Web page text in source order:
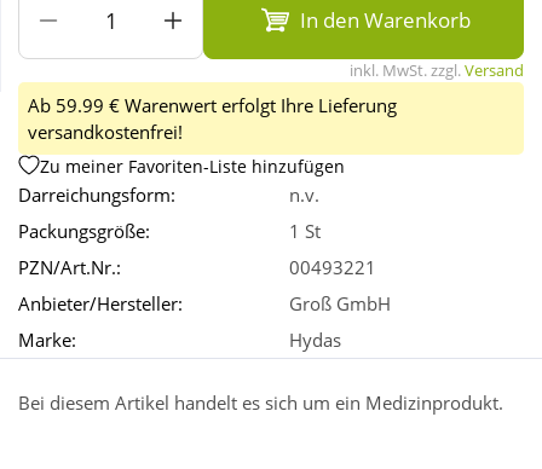
In den Warenkorb
inkl. MwSt. zzgl.Versand
Ab 59.99 € Warenwert erfolgt Ihre Lieferung
versandkostenfrei!
Zu meiner Favoriten-Liste hinzufügen
Darreichungsform:
n.v.
Packungsgröße:
1 St
PZN/Art.Nr.:
00493221
Anbieter/Hersteller:
Groß GmbH
Marke:
Hydas
Bei diesem Artikel handelt es sich um ein Medizinprodukt.